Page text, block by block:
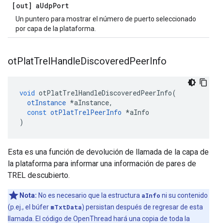
[out] aUdpPort
Un puntero para mostrar el número de puerto seleccionado
por capa de la plataforma.
otPlatTrelHandleDiscoveredPeerInfo
void otPlatTrelHandleDiscoveredPeerInfo(
otInstance *aInstance,
const otPlatTrelPeerInfo *aInfo
)
Esta es una función de devolución de llamada de la capa de
la plataforma para informar una información de pares de
TREL descubierto.
Nota: No es necesario que la estructura aInfo ni su contenido
(p.ej., el búfer mTxtData) persistan después de regresar de esta
llamada. El código de OpenThread hará una copia de toda la